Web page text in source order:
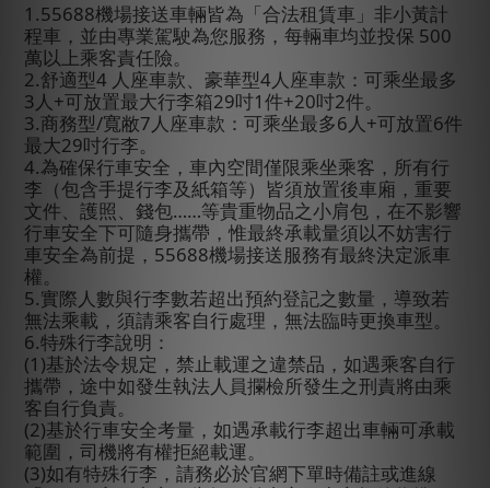
1.55688機場接送車輛皆為「合法租賃車」非小黃計
程車，並由專業駕駛為您服務，每輛車均並投保 500
萬以上乘客責任險。
2.舒適型4 人座車款、豪華型4人座車款：可乘坐最多
3人+可放置最大行李箱29吋1件+20吋2件。
3.商務型/寬敝7人座車款：可乘坐最多6人+可放置6件
最大29吋行李。
4.為確保行車安全，車內空間僅限乘坐乘客，所有行
李（包含手提行李及紙箱等）皆須放置後車廂，重要
文件、護照、錢包……等貴重物品之小肩包，在不影響
行車安全下可隨身攜帶，惟最終承載量須以不妨害行
車安全為前提， 55688機場接送服務有最終決定派車
權。
5.實際人數與行李數若超出預約登記之數量，導致若
無法乘載，須請乘客自行處理，無法臨時更換車型。
6.特殊行李說明：
(1)基於法令規定，禁止載運之違禁品，如遇乘客自行
攜帶，途中如發生執法人員攔檢所發生之刑責將由乘
客自行負責。
(2)基於行車安全考量，如遇承載行李超出車輛可承載
範圍，司機將有權拒絕載運。
(3)如有特殊行李，請務必於官網下單時備註或進線